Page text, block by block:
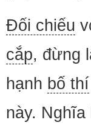
Đối chiếu
cắp, đừng
hạnh bố thí
này. Nghĩa